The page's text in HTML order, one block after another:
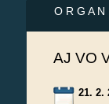
O R G A
AJ VO
21. 2.